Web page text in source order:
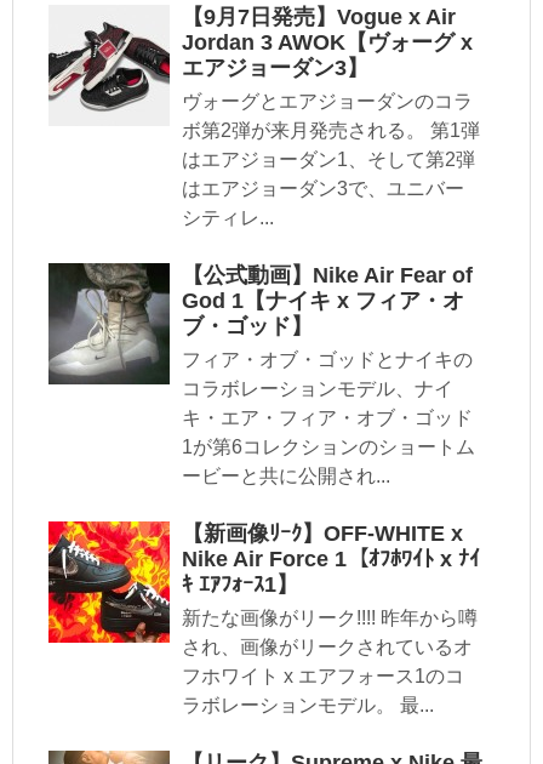
【9月7日発売】Vogue x Air
Jordan 3 AWOK【ヴォーグ x
エアジョーダン3】
ヴォーグとエアジョーダンのコラ
ボ第2弾が来月発売される。 第1弾
はエアジョーダン1、そして第2弾
はエアジョーダン3で、ユニバー
シティレ...
【公式動画】Nike Air Fear of
God 1【ナイキ x フィア・オ
ブ・ゴッド】
フィア・オブ・ゴッドとナイキの
コラボレーションモデル、ナイ
キ・エア・フィア・オブ・ゴッド
1が第6コレクションのショートム
ービーと共に公開され...
【新画像ﾘｰｸ】OFF-WHITE x
Nike Air Force 1【ｵﾌﾎﾜｲﾄ x ﾅｲ
ｷ ｴｱﾌｫｰｽ1】
新たな画像がリーク!!!! 昨年から噂
され、画像がリークされているオ
フホワイト x エアフォース1のコ
ラボレーションモデル。 最...